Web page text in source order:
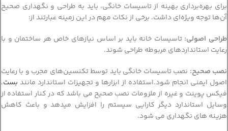
برای بهره‌برداری بهینه از تاسیسات خانگی، باید به طراحی و نگهداری صحیح
آن‌ها توجه ویژه‌ای داشت. برخی از نکات مهم در این زمینه عبارتند از:
طراحی اصولی: تاسیسات خانه باید بر اساس نیازهای خاص هر ساختمان و با
رعایت استانداردهای مربوطه طراحی شوند.
نصب صحیح: نصب تاسیسات خانگی باید توسط تکنسین‌های مجرب و با رعایت
اصول ایمنی انجام شود.استفاده از ابزارها و تجهیزات استاندارد مانند بست،
فیکس پوینت و غیره از ملزومات نصب صحیح می باشد که در کنار استفاده از
وسایل استاندارد دیگر کارایی سیستم را افزایش میدهد و باعث کاهش
هزینه های نگهداری می شود.